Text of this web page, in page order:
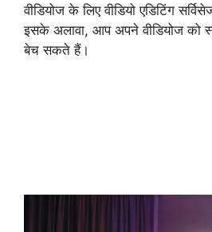
वीडियोज के लिए वीडियो एडिटिंग
इसके अलावा, आप अपने वीडियोज को
बेच सकते हैं।